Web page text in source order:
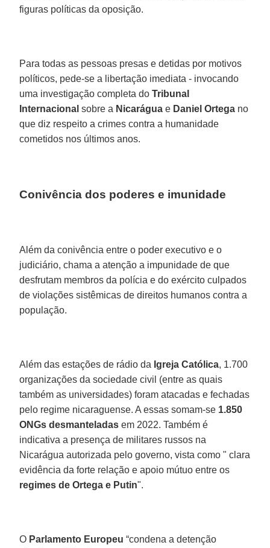
figuras políticas da oposição.
Para todas as pessoas presas e detidas por motivos
políticos, pede-se a libertação imediata - invocando
uma investigação completa doTribunal
Internacional sobre a Nicarágua e Daniel Ortega no
que diz respeito a crimes contra a humanidade
cometidos nos últimos anos.
Conivência dos poderes e imunidade
Além da conivência entre o poder executivo e o
judiciário, chama a atenção a impunidade de que
desfrutam membros da polícia e do exército culpados
de violações sistêmicas de direitos humanos contra a
população.
Além das estações de rádio da Igreja Católica, 1.700
organizações da sociedade civil (entre as quais
também as universidades) foram atacadas e fechadas
pelo regime nicaraguense. A essas somam-se 1.850
ONGs desmanteladas em 2022. Também é
indicativa a presença de militares russos na
Nicarágua autorizada pelo governo, vista como " clara
evidência da forte relação e apoio mútuo entre os
regimes de Ortega e Putin".
O Parlamento Europeu “condena a detenção